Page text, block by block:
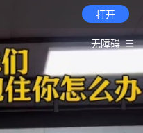
打开
无障碍